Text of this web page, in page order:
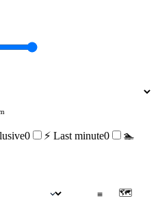
0 ⚡ Last minute0
🏊
≡ 🗺